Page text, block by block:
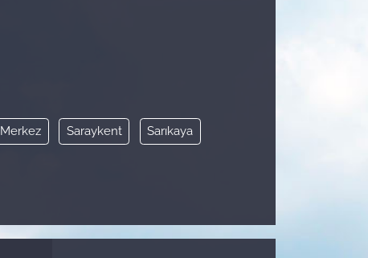
Merkez Saraykent Sarıkaya